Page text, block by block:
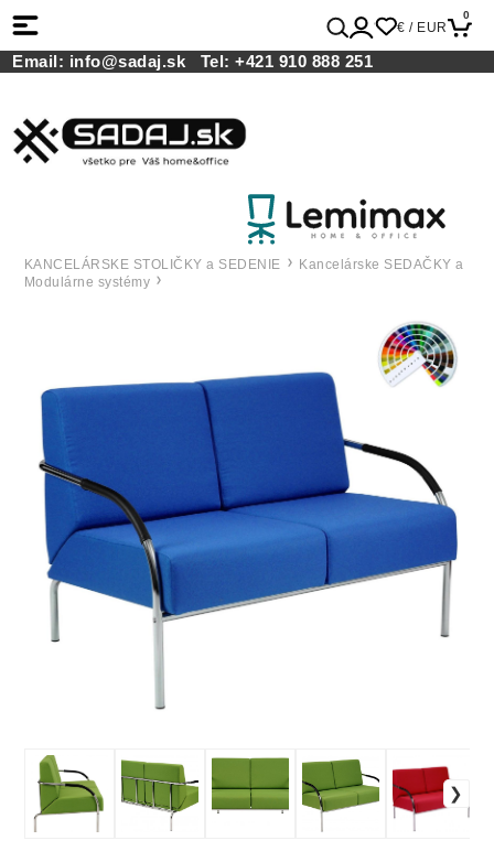
€ / EUR
0
Email: info@sadaj.sk Tel:+421 910 888 251
KANCELÁRSKE STOLIČKY a SEDENIE
Kancelárske SEDAČKY a
Modulárne systémy